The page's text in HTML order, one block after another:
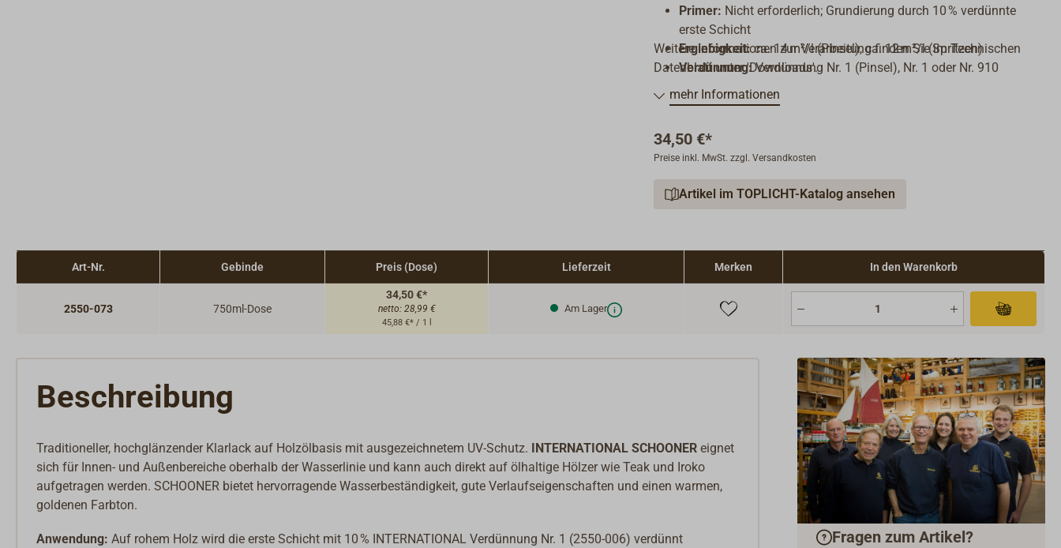
Primer: Nicht erforderlich; Grundierung durch 10 % verdünnte
erste Schicht
Ergiebigkeit:ca. 14 m²/l (Pinsel), ca. 12 m²/l (Spritzen)
Verdünnung:Verdünnung Nr. 1 (Pinsel), Nr. 1 oder Nr. 910
(Spritzen)
Applikationsmethode:
Trocknungszeiten (bei 15 °C):
überstreichbar: 14 Std.-1 Monat
Weitere Informationen zur Verarbeitung finden Sie im Technischen
Datenblatt unter 'Downloads'.
mehr Informationen
34,50 €*
Preise inkl. MwSt. zzgl. Versandkosten
Artikel im TOPLICHT-Katalog ansehen
Art-Nr. Gebinde Preis (Dose) Lieferzeit Merken In den Warenkorb
2550-073 750ml-Dose
34,50 €*
netto: 28,99 €
45,88 €* / 1 l
Am Lager
Beschreibung
Traditioneller, hochglänzender Klarlack auf Holzölbasis mit ausgezeichnetem UV-Schutz. INTERNATIONAL SCHOONER eignet
sich für Innen- und Außenbereiche oberhalb der Wasserlinie und kann auch direkt auf ölhaltige Hölzer wie Teak und Iroko
aufgetragen werden. SCHOONER bietet hervorragende Wasserbeständigkeit, gute Verlaufseigenschaften und einen warmen,
goldenen Farbton.
Anwendung: Auf rohem Holz wird die erste Schicht mit 10 % INTERNATIONAL Verdünnung Nr. 1 (2550-006) verdünnt
Fragen zum Artikel?